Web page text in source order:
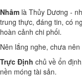
Nhâm là Thủy Dương -
trung thực, đáng tin, có
hoàn cảnh chi phối.
Nên lắng nghe, chưa
Trực Định chủ về ổn
nền móng tài sản.